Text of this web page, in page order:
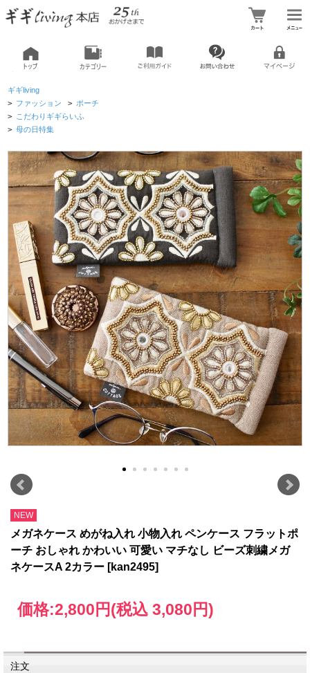
ギギliving
> ファッション > ポーチ
> こだわりギギらいふ
> 母の日特集
NEW
メガネケース めがね入れ 小物入れ ペンケース フラットポ
ーチ おしゃれ かわいい 可愛い マチなし ビーズ刺繍メガ
ネケースA 2カラー [kan2495]
価格:2,800円(税込 3,080円)
注文